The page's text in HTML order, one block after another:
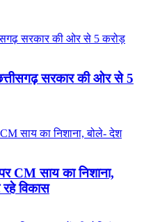
सरकार की ओर से 5
CM साय का निशाना,
विकास